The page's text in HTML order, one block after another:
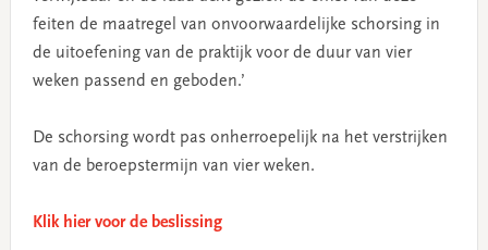
feiten de maatregel van onvoorwaardelijke schorsing in
de uitoefening van de praktijk voor de duur van vier
weken passend en geboden.’
De schorsing wordt pas onherroepelijk na het verstrijken
van de beroepstermijn van vier weken.
Klik hier voor de beslissing